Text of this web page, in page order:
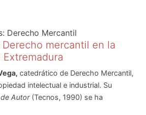
Derecho Mercantil
mercantil en la
, catedrático de Derecho Mercantil,
intelectual e industrial. Su
Autor(Tecnos, 1990) se ha
del género.